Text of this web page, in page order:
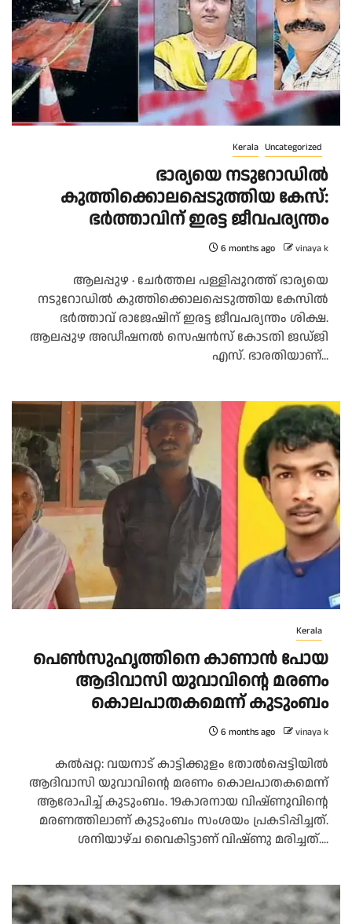
Kerala Uncategorized
ഭാര്യയെ നടുറോഡിൽ
കുത്തിക്കൊലപ്പെടുത്തിയ കേസ്:
ഭർത്താവിന് ഇരട്ട ജീവപര്യന്തം
6 months ago vinaya k
ആലപ്പുഴ ∙ ചേർത്തല പള്ളിപ്പുറത്ത് ഭാര്യയെ
നടുറോഡിൽ കുത്തിക്കൊലപ്പെടുത്തിയ കേസിൽ
ഭർത്താവ് രാജേഷിന് ഇരട്ട ജീവപര്യന്തം ശിക്ഷ.
ആലപ്പുഴ അഡീഷനൽ സെഷൻസ് കോടതി ജഡ്ജി
എസ്. ഭാരതിയാണ്...
Kerala
പെൺസുഹൃത്തിനെ കാണാൻ പോയ
ആദിവാസി യുവാവിന്റെ മരണം
കൊലപാതകമെന്ന് കുടുംബം
6 months ago vinaya k
കല്‍പ്പറ്റ: വയനാട് കാട്ടിക്കുളം തോല്‍പ്പെട്ടിയില്‍
ആദിവാസി യുവാവിന്റെ മരണം കൊലപാതകമെന്ന്
ആരോപിച്ച് കുടുംബം. 19കാരനായ വിഷ്ണുവിന്റെ
മരണത്തിലാണ് കുടുംബം സംശയം പ്രകടിപ്പിച്ചത്.
ശനിയാഴ്ച വൈകിട്ടാണ് വിഷ്ണു മരിച്ചത്....